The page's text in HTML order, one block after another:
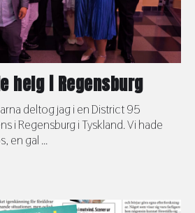
helg i Regensburg
deltog jag i en District 95
i Regensburg i Tyskland. Vi hade
en gal ...